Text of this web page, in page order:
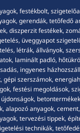
festékbolt,
gerendák, tetőfedő
diszperzit festékek,
üveggyapot
létrák, állványok,
laminált padló,
ingyenes
gépi szerszámok,
festési megoldások,
alapozó anyagok,
tervezési tippek,
technikák,